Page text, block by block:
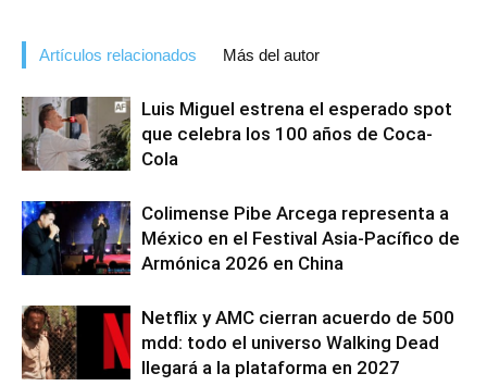
Artículos relacionados Más del autor
Luis Miguel estrena el esperado spot
que celebra los 100 años de Coca-
Cola
Colimense Pibe Arcega representa a
México en el Festival Asia-Pacífico de
Armónica 2026 en China
Netflix y AMC cierran acuerdo de 500
mdd: todo el universo Walking Dead
llegará a la plataforma en 2027